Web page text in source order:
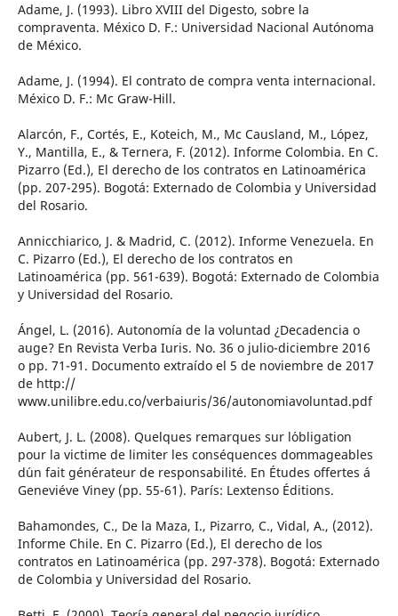
Adame, J. (1993). Libro XVIII del Digesto, sobre la
compraventa. México D. F.: Universidad Nacional Autónoma
de México.
Adame, J. (1994). El contrato de compra venta internacional.
México D. F.: Mc Graw-Hill.
Alarcón, F., Cortés, E., Koteich, M., Mc Causland, M., López,
Y., Mantilla, E., & Ternera, F. (2012). Informe Colombia. En C.
Pizarro (Ed.), El derecho de los contratos en Latinoamérica
(pp. 207-295). Bogotá: Externado de Colombia y Universidad
del Rosario.
Annicchiarico, J. & Madrid, C. (2012). Informe Venezuela. En
C. Pizarro (Ed.), El derecho de los contratos en
Latinoamérica (pp. 561-639). Bogotá: Externado de Colombia
y Universidad del Rosario.
Ángel, L. (2016). Autonomía de la voluntad ¿Decadencia o
auge? En Revista Verba Iuris. No. 36 o julio-diciembre 2016
o pp. 71-91. Documento extraído el 5 de noviembre de 2017
de http://
www.unilibre.edu.co/verbaiuris/36/autonomiavoluntad.pdf
Aubert, J. L. (2008). Quelques remarques sur l´obligation
pour la victime de limiter les conséquences dommageables
d´un fait générateur de responsabilité. En Études offertes á
Geneviéve Viney (pp. 55-61). París: Lextenso Éditions.
Bahamondes, C., De la Maza, I., Pizarro, C., Vidal, A., (2012).
Informe Chile. En C. Pizarro (Ed.), El derecho de los
contratos en Latinoamérica (pp. 297-378). Bogotá: Externado
de Colombia y Universidad del Rosario.